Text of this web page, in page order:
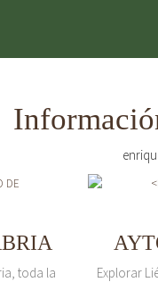
toda la
Explorar